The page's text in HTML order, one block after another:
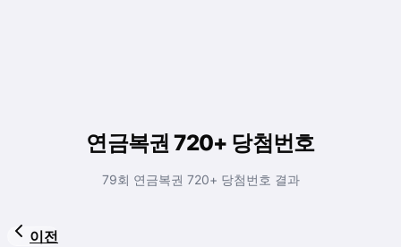
연금복권 720+ 당첨번호
79회 연금복권 720+ 당첨번호 결과
이전